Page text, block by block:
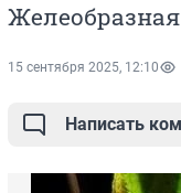
15 сентября 2025, 12:10
Написать